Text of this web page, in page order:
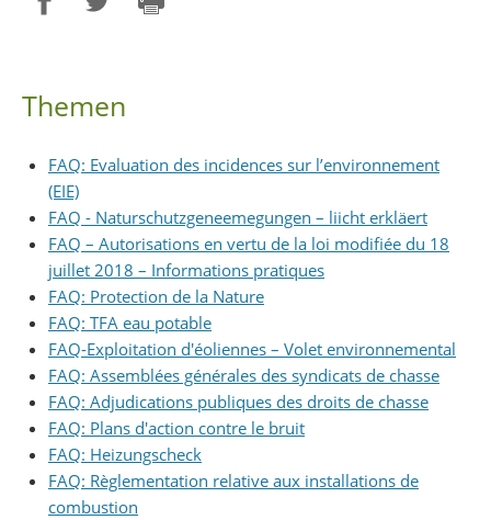
Themen
FAQ: Evaluation des incidences sur l’environnement
(EIE)
FAQ - Naturschutzgeneemegungen – liicht erkläert
FAQ – Autorisations en vertu de la loi modifiée du 18
juillet 2018 – Informations pratiques
FAQ: Protection de la Nature
FAQ: TFA eau potable
FAQ-Exploitation d'éoliennes – Volet environnemental
FAQ: Assemblées générales des syndicats de chasse
FAQ: Adjudications publiques des droits de chasse
FAQ: Plans d'action contre le bruit
FAQ: Heizungscheck
FAQ: Règlementation relative aux installations de
combustion